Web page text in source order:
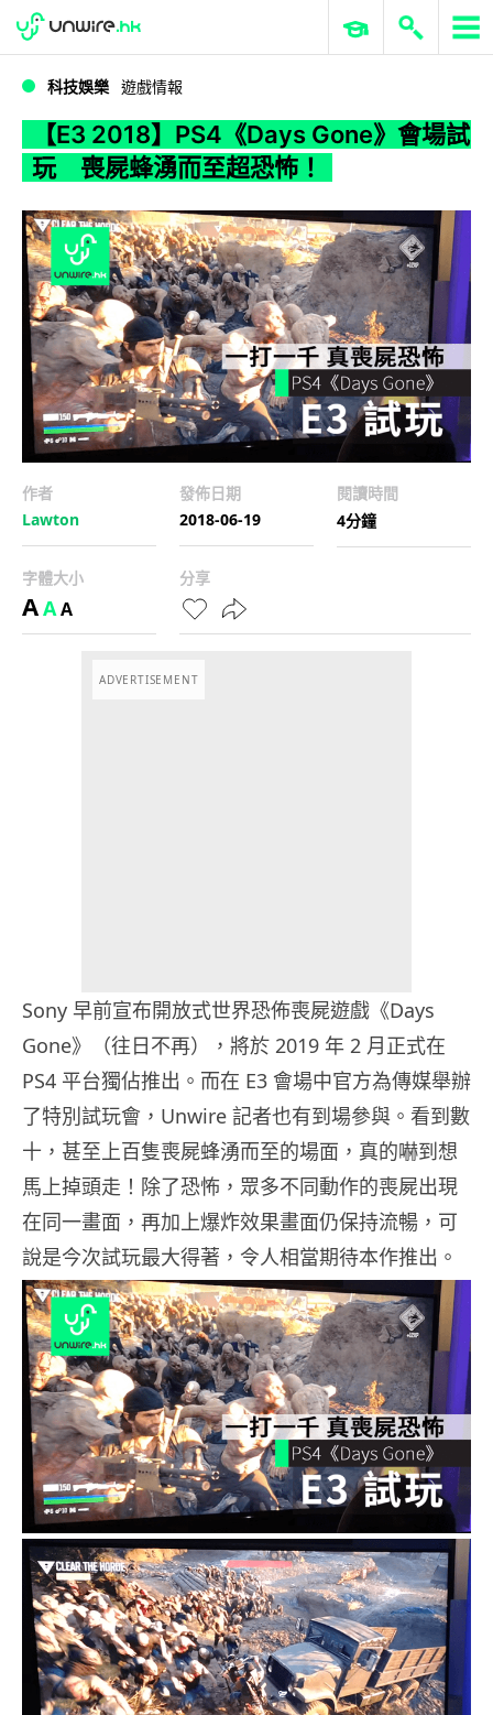
WWDC 2026 ERP 與商業 AI
科技娛樂 遊戲情報
【E3 2018】PS4《Days Gone》會場試
玩 喪屍蜂湧而至超恐怖！
作者
Lawton
發佈日期
2018-06-19
閱讀時間
4分鐘
字體大小
AAA
分享
ADVERTISEMENT
Sony 早前宣布開放式世界恐佈喪屍遊戲《Days
Gone》（往日不再），將於 2019 年 2 月正式在
PS4 平台獨佔推出。而在 E3 會場中官方為傳媒舉辦
了特別試玩會，Unwire 記者也有到場參與。看到數
十，甚至上百隻喪屍蜂湧而至的場面，真的嚇到想
馬上掉頭走！除了恐怖，眾多不同動作的喪屍出現
在同一畫面，再加上爆炸效果畫面仍保持流暢，可
說是今次試玩最大得著，令人相當期待本作推出。